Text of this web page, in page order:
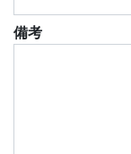
備考